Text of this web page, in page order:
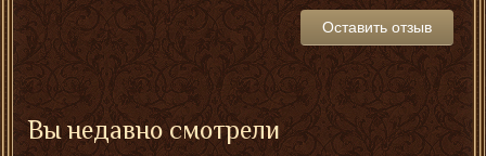
Оставить отзыв
Вы недавно смотрели